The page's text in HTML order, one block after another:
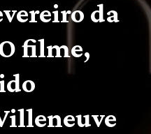
filme,